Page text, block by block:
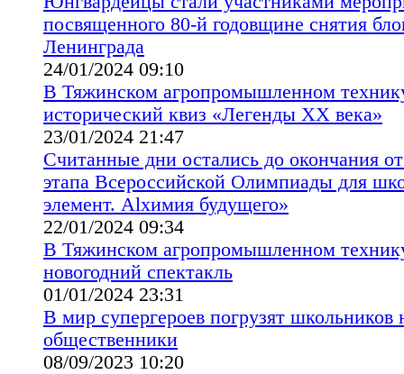
посвященного 80-й годовщине снятия
Ленинграда
24/01/2024 09:10
В Тяжинском агропромышленном
исторический квиз «Легенды ХХ века»
23/01/2024 21:47
Считанные дни остались до окончания
этапа Всероссийской Олимпиады для
элемент. Alхимия будущего»
22/01/2024 09:34
В Тяжинском агропромышленном
новогодний спектакль
01/01/2024 23:31
В мир супергероев погрузят школьников
общественники
08/09/2023 10:20